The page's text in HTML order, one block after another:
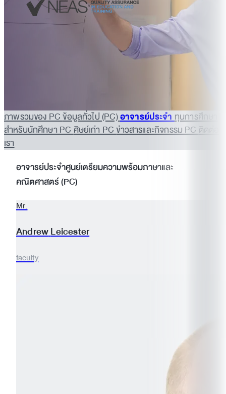
ภาพรวมของ PCข้อมูลทั่วไป (PC)อาจารย์ประจำทุนการศึกษา
สำหรับนักศึกษา PCศิษย์เก่า PCข่าวสารและกิจกรรม PCติดต่อ
เรา
อาจารย์ประจำศูนย์เตรียมความพร้อมภาษาและ
คณิตศาสตร์ (PC)
Mr.
AndrewLeicester
faculty